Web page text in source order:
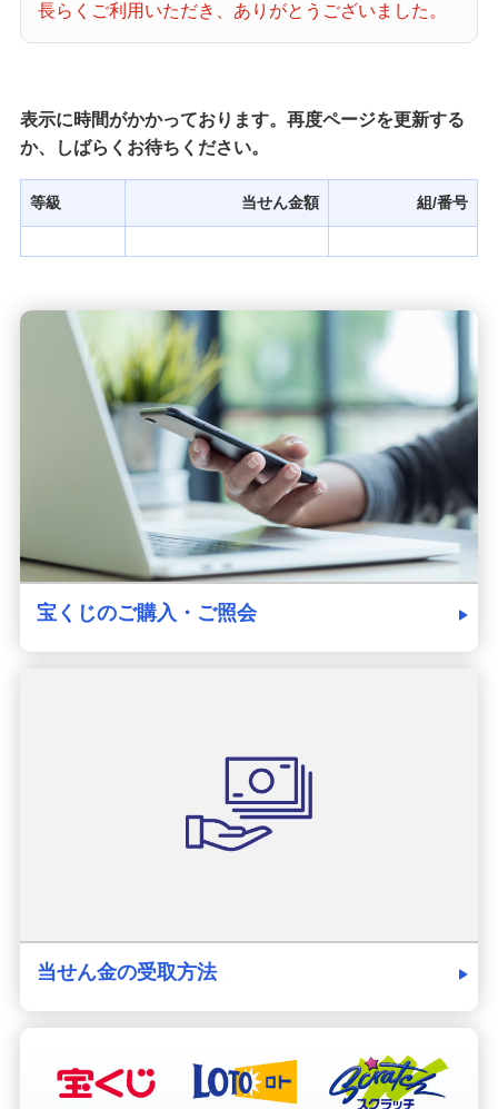
宝くじ商品一覧
初めての方へ
みずほ銀行店舗・ATM
発売スケジュール
みずほ銀行について
長らくご利用いただき、ありがとうございました。
表示に時間がかかっております。再度ページを更新する
か、しばらくお待ちください。
等級 当せん金額 組/番号
宝くじのご購入・ご照会
当せん金の受取方法